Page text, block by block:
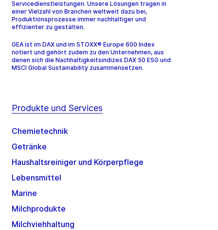
Servicedienstleistungen. Unsere Lösungen tragen in
einer Vielzahl von Branchen weltweit dazu bei,
Produktionsprozesse immer nachhaltiger und
effizienter zu gestalten.
GEA ist im DAX und im STOXX® Europe 600 Index
notiert und gehört zudem zu den Unternehmen, aus
denen sich die Nachhaltigkeitsindizes DAX 50 ESG und
MSCI Global Sustainability zusammensetzen.
Produkte und Services
Chemietechnik
Getränke
Haushaltsreiniger und Körperpflege
Lebensmittel
Marine
Milchprodukte
Milchviehhaltung